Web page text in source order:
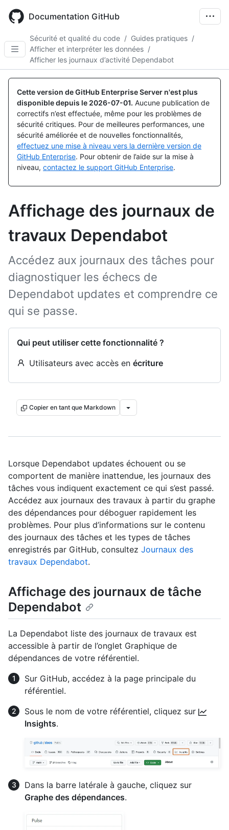
main
Documentation GitHub
Sécurité et qualité du code / Guides pratiques /
Afficher et interpréter les données /
Afficher les journaux d’activité Dependabot
Cette version de GitHub Enterprise Server n'est plus
disponible depuis le 2026-07-01. Aucune publication de
correctifs n’est effectuée, même pour les problèmes de
sécurité critiques. Pour de meilleures performances, une
sécurité améliorée et de nouvelles fonctionnalités,
effectuez une mise à niveau vers la dernière version de
GitHub Enterprise. Pour obtenir de l’aide sur la mise à
niveau, contactez le support GitHub Enterprise.
Affichage des journaux de
travaux Dependabot
Accédez aux journaux des tâches pour
diagnostiquer les échecs de
Dependabot updates et comprendre ce
qui se passe.
Qui peut utiliser cette fonctionnalité ?
Utilisateurs avec accès en écriture
Copier en tant que Markdown
Lorsque Dependabot updates échouent ou se
comportent de manière inattendue, les journaux des
tâches vous indiquent exactement ce qui s’est passé.
Accédez aux journaux des travaux à partir du graphe
des dépendances pour déboguer rapidement les
problèmes. Pour plus d’informations sur le contenu
des journaux des tâches et les types de tâches
enregistrés par GitHub, consultez Journaux des
travaux Dependabot.
Affichage des journaux de tâche
Dependabot
La Dependabot liste des journaux de travaux est
accessible à partir de l’onglet Graphique de
dépendances de votre référentiel.
Sur GitHub, accédez à la page principale du
référentiel.
Sous le nom de votre référentiel, cliquez sur
Insights.
Dans la barre latérale à gauche, cliquez sur
Graphe des dépendances.